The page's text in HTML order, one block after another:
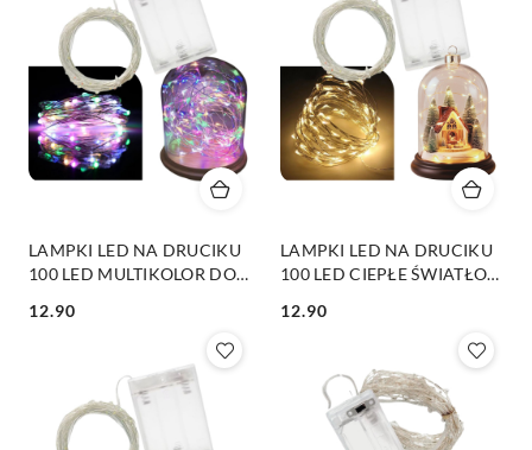
LAMPKI LED NA DRUCIKU
100 LED MULTIKOLOR DO
Cena:
12.90
LAMPKI LED NA DRUCIKU
100 LED CIEPŁE ŚWIATŁO
WIEŃCÓW
Cena:
12.90